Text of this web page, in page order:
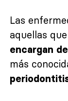
Las
aquellas que
encargan
más